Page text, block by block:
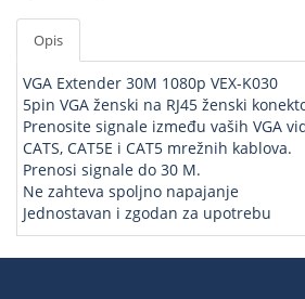
Opis
VGA Extender 30M 1080p VEX-K030
5pin VGA ženski na RJ45 ženski
Prenosite signale između vaših VGA
CATS, CAT5E i CAT5 mrežnih kablova.
Prenosi signale do 30 M.
Ne zahteva spoljno napajanje
Jednostavan i zgodan za upotrebu